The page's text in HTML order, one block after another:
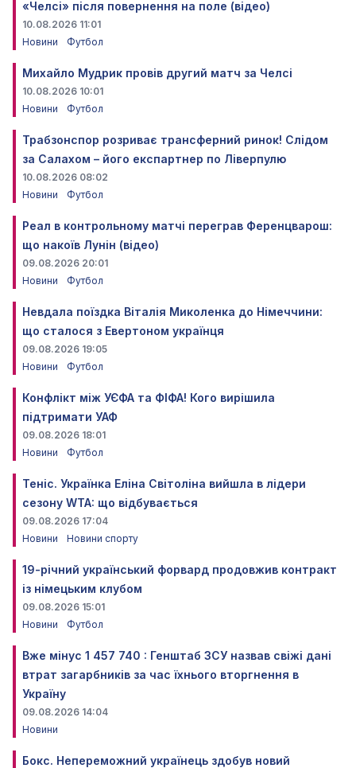
«Челсі» після повернення на поле (відео)
10.08.2026 11:01
Новини
Футбол
Михайло Мудрик провів другий матч за Челсі
10.08.2026 10:01
Новини
Футбол
Трабзонспор розриває трансферний ринок! Слідом
за Салахом – його експартнер по Ліверпулю
10.08.2026 08:02
Новини
Футбол
Реал в контрольному матчі переграв Ференцварош:
що накоїв Лунін (відео)
09.08.2026 20:01
Новини
Футбол
Невдала поїздка Віталія Миколенка до Німеччини:
що сталося з Евертоном українця
09.08.2026 19:05
Новини
Футбол
Конфлікт між УЄФА та ФІФА! Кого вирішила
підтримати УАФ
09.08.2026 18:01
Новини
Футбол
Теніс. Українка Еліна Світоліна вийшла в лідери
сезону WTA: що відбувається
09.08.2026 17:04
Новини
Новини спорту
19-річний український форвард продовжив контракт
із німецьким клубом
09.08.2026 15:01
Новини
Футбол
Вже мінус 1 457 740 : Генштаб ЗСУ назвав свіжі дані
втрат загарбників за час їхнього вторгнення в
Україну
09.08.2026 14:04
Новини
Бокс. Непереможний українець здобув новий